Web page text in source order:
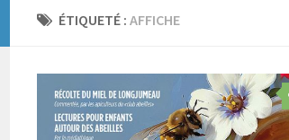
ÉTIQUETÉ : AFFICHE